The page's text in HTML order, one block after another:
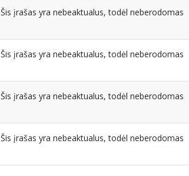
Šis įrašas yra nebeaktualus, todėl neberodomas
Šis įrašas yra nebeaktualus, todėl neberodomas
Šis įrašas yra nebeaktualus, todėl neberodomas
Šis įrašas yra nebeaktualus, todėl neberodomas